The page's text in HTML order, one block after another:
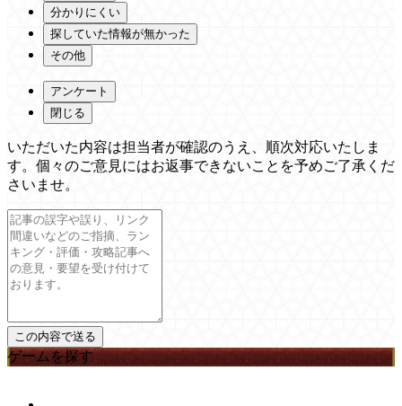
分かりにくい
探していた情報が無かった
その他
アンケート
閉じる
いただいた内容は担当者が確認のうえ、順次対応いたしま
す。個々のご意見にはお返事できないことを予めご了承くだ
さいませ。
ゲームを探す